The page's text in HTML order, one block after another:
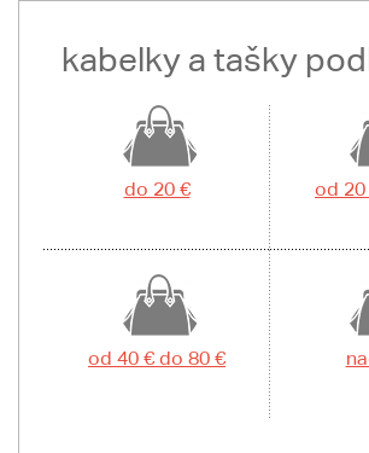
kabelky a tašky
do 20 € od 20
od 40 € do 80 €